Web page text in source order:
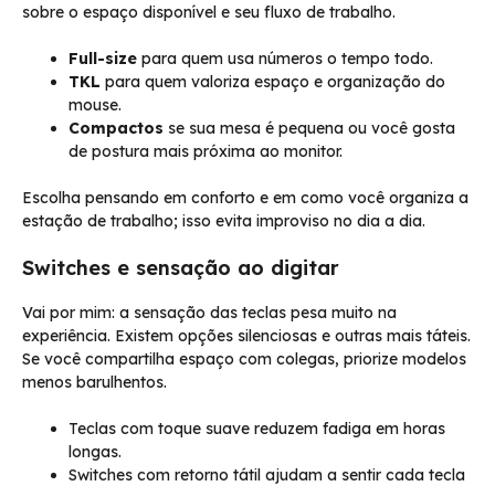
sobre o espaço disponível e seu fluxo de trabalho.
Full-size para quem usa números o tempo todo.
TKL para quem valoriza espaço e organização do
mouse.
Compactos se sua mesa é pequena ou você gosta
de postura mais próxima ao monitor.
Escolha pensando em conforto e em como você organiza a
estação de trabalho; isso evita improviso no dia a dia.
Switches e sensação ao digitar
Vai por mim: a sensação das teclas pesa muito na
experiência. Existem opções silenciosas e outras mais táteis.
Se você compartilha espaço com colegas, priorize modelos
menos barulhentos.
Teclas com toque suave reduzem fadiga em horas
longas.
Switches com retorno tátil ajudam a sentir cada tecla